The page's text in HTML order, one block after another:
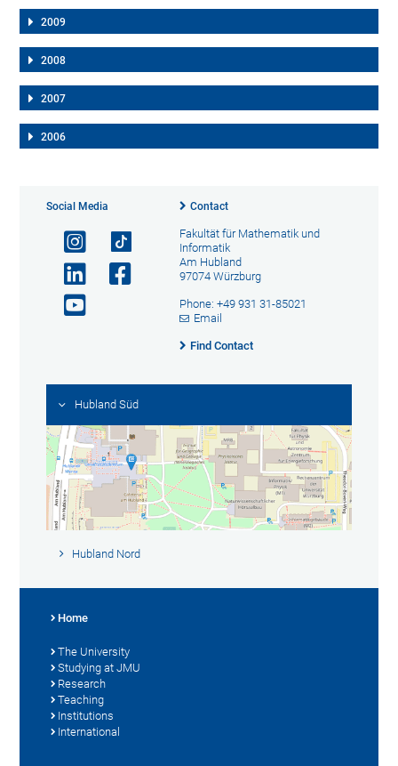
2009
2008
2007
2006
Social Media Contact
Fakultät für Mathematik und
Informatik
Am Hubland
97074 Würzburg
Phone: +49 931 31-85021
Email
Find Contact
Hubland Süd
Hubland Nord
Home
The University
Studying at JMU
Research
Teaching
Institutions
International